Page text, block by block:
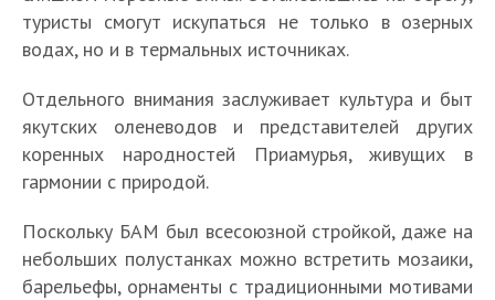
туристы смогут искупаться не только в озерных
водах, но и в термальных источниках.
Отдельного внимания заслуживает культура и быт
якутских оленеводов и представителей других
коренных народностей Приамурья, живущих в
гармонии с природой.
Поскольку БАМ был всесоюзной стройкой, даже на
небольших полустанках можно встретить мозаики,
барельефы, орнаменты с традиционными мотивами